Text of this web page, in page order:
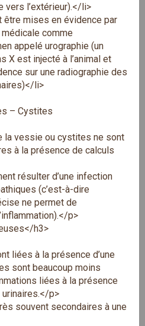
vers l’extérieur).</li>
être mises en évidence par
comme
appelé urographie (un
X est injecté à l’animal et
sur une radiographie des
li>
– Cystites
la vessie ou cystites ne sont
à la présence de calculs
résulter d’une infection
(c’est-à-dire
ne permet de
p>
h3>
liées à la présence d’une
sont beaucoup moins
liées à la présence
p>
souvent secondaires à une